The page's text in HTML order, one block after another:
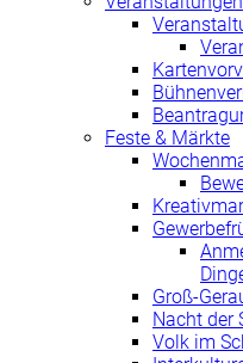
Feste & Märkte
Groß-
Nacht der
Volk im